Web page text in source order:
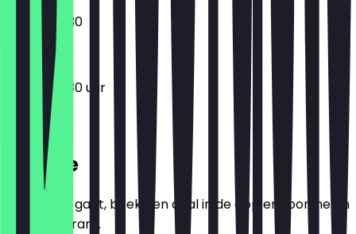
09:00 - 17:30
09:00 - 17:30 uur
Locatie
Voordat je gaat, boek een deal in de app en toon het in
het restaurant.